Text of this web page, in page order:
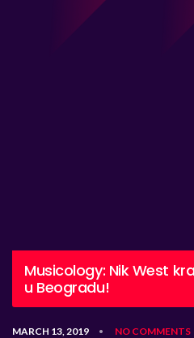
Musicology: Nik West
u Beogradu!
MARCH 13, 2019 • NO COMMENTS